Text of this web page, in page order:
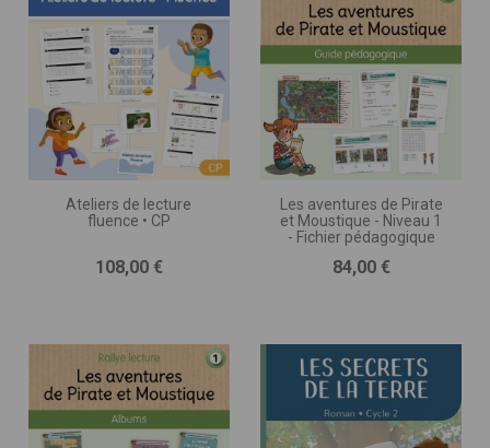
Ateliers de lecture
fluence • CP
Prix
108,00 €
Les aventures de Pirate
et Moustique - Niveau 1
- Fichier pédagogique
Prix
84,00 €